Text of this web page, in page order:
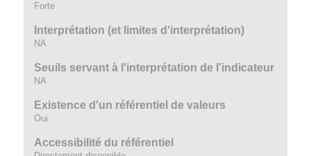
Forte
Interprétation (et limites d'interprétation)
NA
Seuils servant à l'interprétation de l'indicateur
NA
Existence d'un référentiel de valeurs
Oui
Accessibilité du référentiel